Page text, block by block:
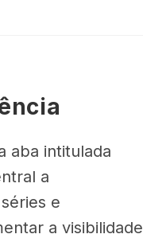
aba intitulada
a
e
a visibilidade